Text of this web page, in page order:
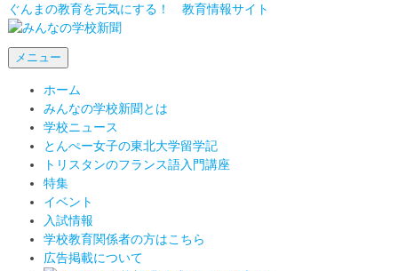
ぐんまの教育を元気にする！ 教育情報サイト
メニュー
ホーム
みんなの学校新聞とは
学校ニュース
とんぺー女子の東北大学留学記
トリスタンのフランス語入門講座
特集
イベント
入試情報
学校教育関係者の方はこちら
広告掲載について